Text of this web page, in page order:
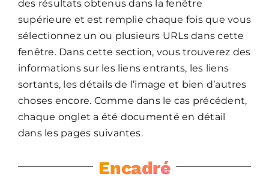
des résultats obtenus dans la fenêtre
supérieure et est remplie chaque fois que vous
sélectionnez un ou plusieurs URLs dans cette
fenêtre. Dans cette section, vous trouverez des
informations sur les liens entrants, les liens
sortants, les détails de l’image et bien d’autres
choses encore. Comme dans le cas précédent,
chaque onglet a été documenté en détail
dans les pages suivantes.
Encadré